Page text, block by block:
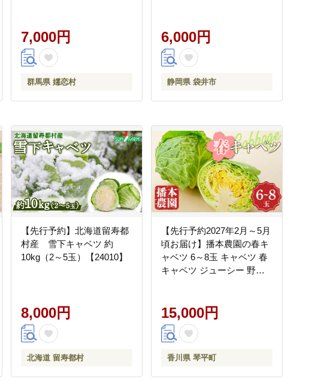
ト [AK001tu]
7,000円
群馬県 嬬恋村
ん じゃがいも ほうれん草
トマト キャベツ しいたけ
大根 白菜 冷蔵 静岡
6,000円
静岡県 袋井市
【先行予約】北海道留寿都
村産 雪下キャベツ 約
10kg（2～5玉）【24010】
8,000円
北海道 留寿都村
【先行予約2027年2月～5月
頃お届け】播本農園の春キ
ャベツ 6～8玉 キャベツ 春
キャベツ ジューシー 野菜
15,000円
香川県 琴平町